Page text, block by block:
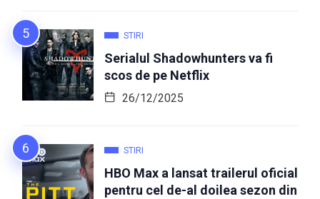
STIRI
Serialul Shadowhunters va fi
scos de pe Netflix
26/12/2025
STIRI
HBO Max a lansat trailerul oficial
pentru cel de-al doilea sezon din